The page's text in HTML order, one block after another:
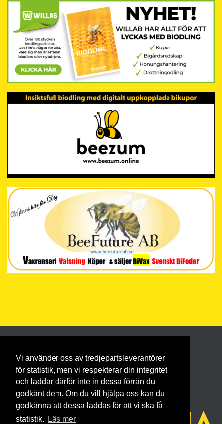
Vi använder oss av tredjepartsleverantörer
för statistik, men vi respekterar din integritet
och laddar därför inte in dessa förrän du
godkänt dem. Om du vill hjälpa oss kan du
godkänna att dessa laddas för att vi ska få
statistik.
Läs mer